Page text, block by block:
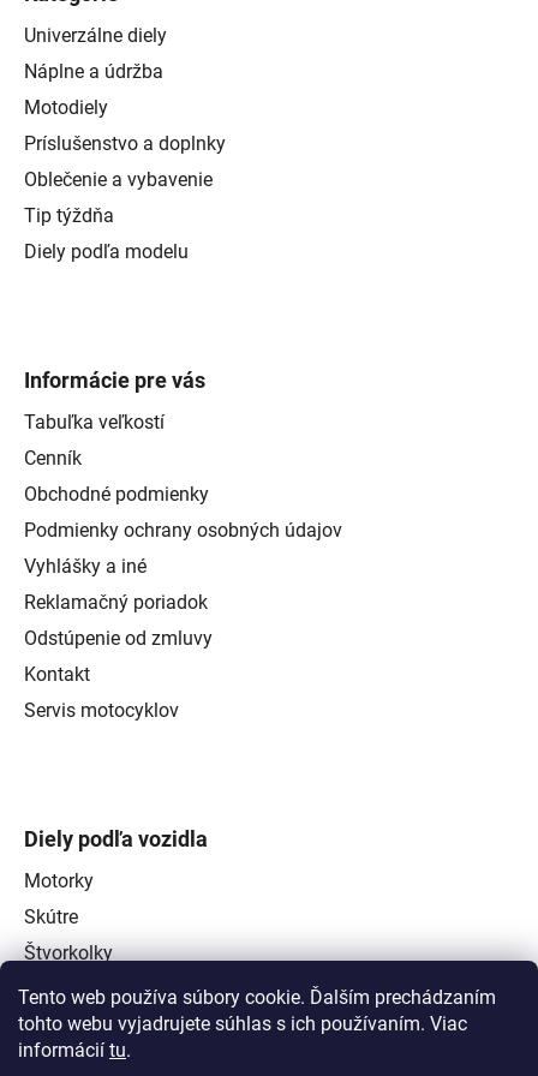
Tento web používa súbory cookie. Ďalším prechádzaním
tohto webu vyjadrujete súhlas s ich používaním. Viac
informácií tu.
Univerzálne diely
Náplne a údržba
Motodiely
Príslušenstvo a doplnky
Oblečenie a vybavenie
Tip týždňa
Diely podľa modelu
Informácie pre vás
Tabuľka veľkostí
Cenník
Obchodné podmienky
Podmienky ochrany osobných údajov
Vyhlášky a iné
Reklamačný poriadok
Odstúpenie od zmluvy
Kontakt
Servis motocyklov
Diely podľa vozidla
Motorky
Skútre
Štvorkolky